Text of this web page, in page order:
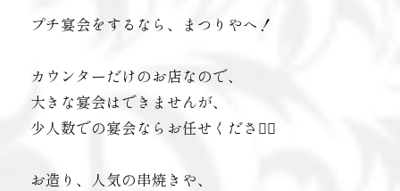
プチ宴会をするなら、まつりやへ！
カウンターだけのお店なので、
大きな宴会はできませんが、
少人数での宴会ならお任せください🏼
お造り、人気の串焼きや、